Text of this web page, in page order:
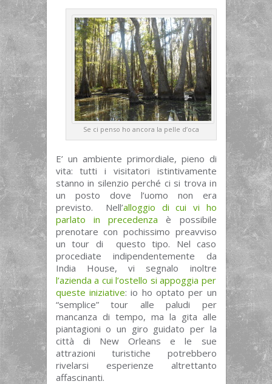
Se ci penso ho ancora la pelle d’oca
E’ un ambiente primordiale, pieno di
vita: tutti i visitatori istintivamente
stanno in silenzio perché ci si trova in
un posto dove l’uomo non era
previsto. Nell’alloggio di cui vi ho
parlato in precedenza è possibile
prenotare con pochissimo preavviso
un tour di questo tipo. Nel caso
procediate indipendentemente da
India House, vi segnalo inoltre
l’azienda a cui l’ostello si appoggia per
queste iniziative: io ho optato per un
“semplice” tour alle paludi per
mancanza di tempo, ma la gita alle
piantagioni o un giro guidato per la
città di New Orleans e le sue
attrazioni turistiche potrebbero
rivelarsi esperienze altrettanto
affascinanti.